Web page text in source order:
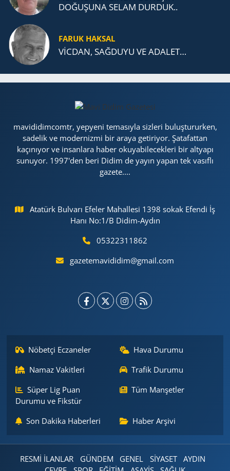
DOĞUŞUNA SELAM DURDUK..
FARUK HAKSAL
VİCDAN, SAĞ­DU­YU VE ADA­LET…
mavididimcomtr, yepyeni temasıyla sizleri buluştururken,
sadelik ve modernizmi bir araya getiriyor. Şatafattan
kaçınıyor ve insanlara haber okuyabilecekleri bir altyapı
sunuyor. 1997'den beri Didim de yayın yapan tek vasıflı
gazete....
Atatürk Bulvarı Efeler Mahallesi 1398 sokak Efendi İş
Hanı No:1/B Didim-Aydın
05322311862
gazetemavididim@gmail.com
Nöbetçi Eczaneler
Hava Durumu
Namaz Vakitleri
Trafik Durumu
Süper Lig Puan
Durumu ve Fikstür
Tüm Manşetler
Son Dakika Haberleri Haber Arşivi
RESMİ İLANLAR GÜNDEM GENEL SİYASET
AYDIN